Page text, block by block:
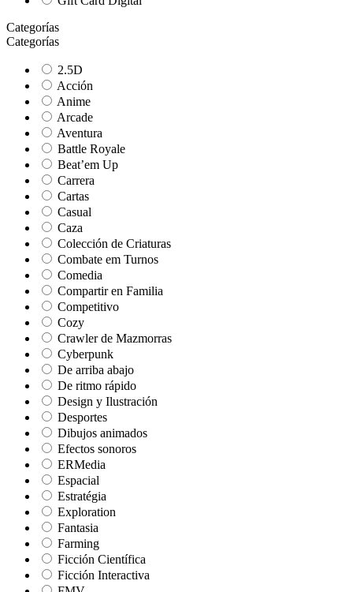
Categorías
Categorías
2.5D
Acción
Anime
Arcade
Aventura
Battle Royale
Beat’em Up
Carrera
Cartas
Casual
Caza
Colección de Criaturas
Combate em Turnos
Comedia
Compartir en Familia
Competitivo
Cozy
Crawler de Mazmorras
Cyberpunk
De arriba abajo
De ritmo rápido
Design y Ilustración
Desportes
Dibujos animados
Efectos sonoros
ERMedia
Espacial
Estratégia
Exploration
Fantasia
Farming
Ficción Científica
Ficción Interactiva